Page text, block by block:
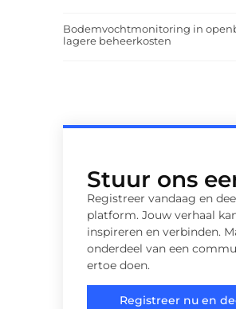
Bodemvochtmonitoring in
lagere beheerkosten
Stuur ons
Registreer vandaag en
platform. Jouw verhaal
inspireren en verbinden.
onderdeel van een
ertoe doen.
Registreer nu en